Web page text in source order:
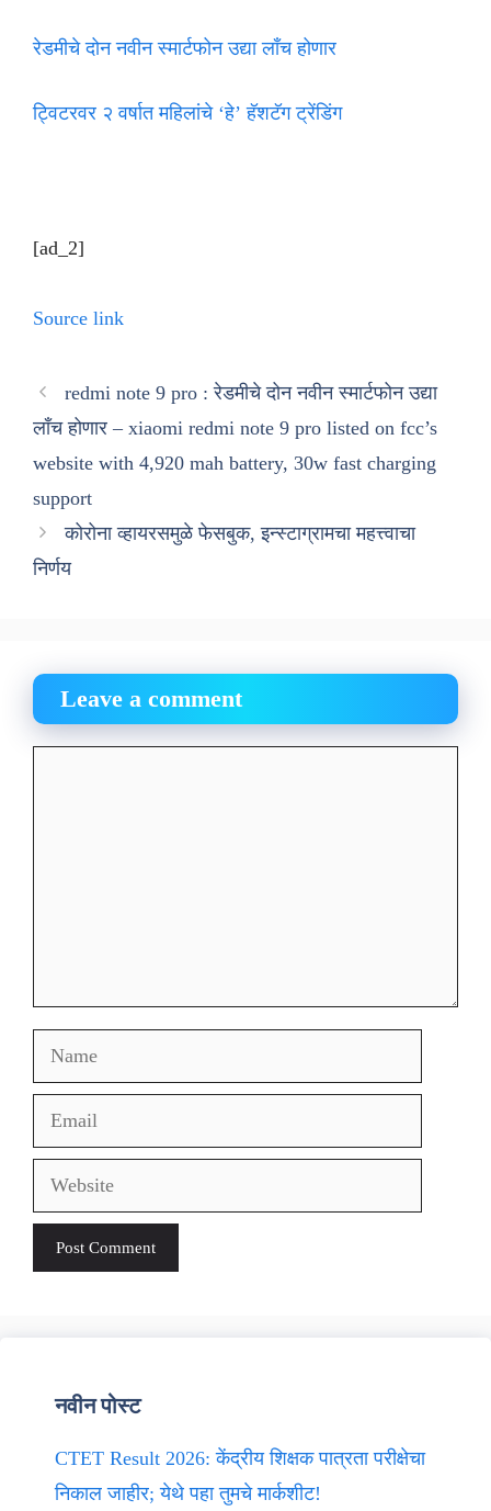
रेडमीचे दोन नवीन स्मार्टफोन उद्या लाँच होणार
ट्विटरवर २ वर्षात महिलांचे ‘हे’ हॅशटॅग ट्रेंडिंग
[ad_2]
Source link
redmi note 9 pro : रेडमीचे दोन नवीन स्मार्टफोन उद्या
लाँच होणार – xiaomi redmi note 9 pro listed on fcc’s
website with 4,920 mah battery, 30w fast charging
support
कोरोना व्हायरसमुळे फेसबुक, इन्स्टाग्रामचा महत्त्वाचा
निर्णय
Leave a comment
Name
Email
Website
नवीन पोस्ट
CTET Result 2026: केंद्रीय शिक्षक पात्रता परीक्षेचा
निकाल जाहीर; येथे पहा तुमचे मार्कशीट!